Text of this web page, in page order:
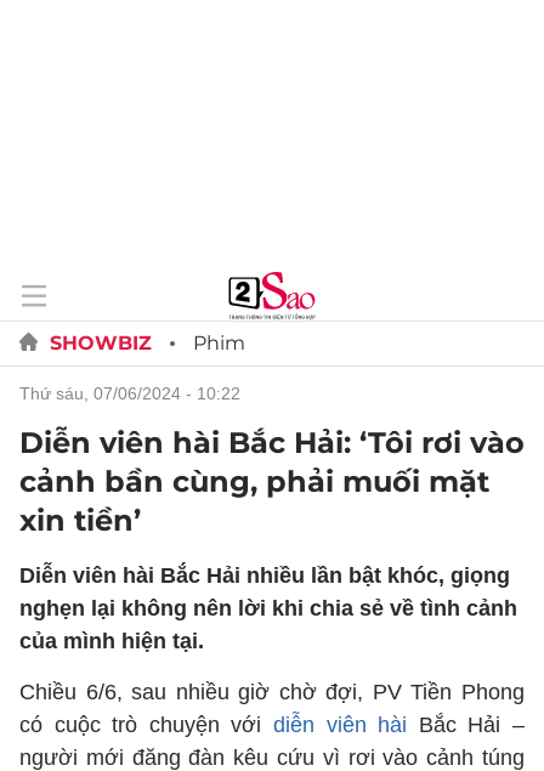
SHOWBIZ Phim
thứ sáu, 07/06/2024 - 10:22
Diễn viên hài Bắc Hải: ‘Tôi rơi vào
cảnh bần cùng, phải muối mặt
xin tiền’
Diễn viên hài Bắc Hải nhiều lần bật khóc, giọng
nghẹn lại không nên lời khi chia sẻ về tình cảnh
của mình hiện tại.
Chiều 6/6, sau nhiều giờ chờ đợi, PV Tiền Phong
có cuộc trò chuyện với diễn viên hài Bắc Hải –
người mới đăng đàn kêu cứu vì rơi vào cảnh túng